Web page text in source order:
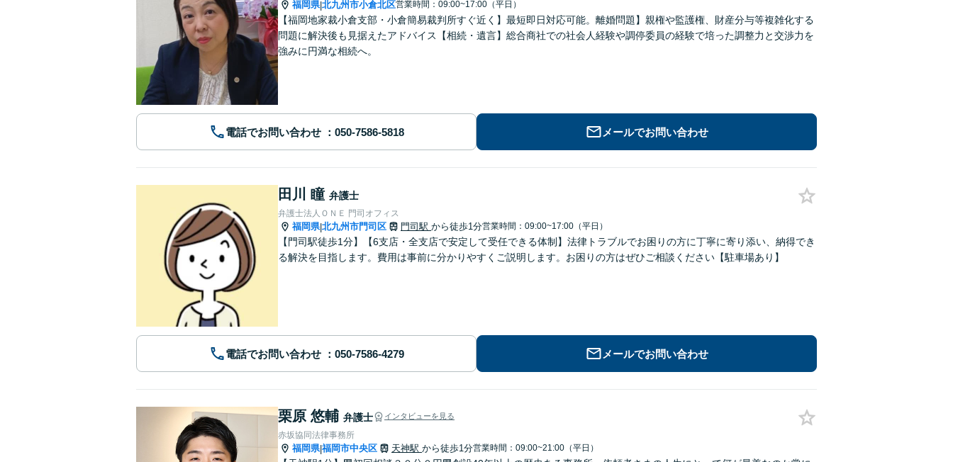
福岡県|北九州市小倉北区営業時間：09:00~17:00（平日）
【福岡地家裁小倉支部・小倉簡易裁判所すぐ近く】最短即日対応可能。離婚問題】親権や監護権、財産分与等複雑化する
問題に解決後も見据えたアドバイス【相続・遺言】総合商社での社会人経験や調停委員の経験で培った調整力と交渉力を
強みに円満な相続へ。
電話でお問い合わせ メールでお問い合わせ
田川 瞳 弁護士
弁護士法人ＯＮＥ 門司オフィス
福岡県|北九州市門司区 門司駅 から徒歩1分営業時間：09:00~17:00（平日）
【門司駅徒歩1分】【6支店・全支店で安定して受任できる体制】法律トラブルでお困りの方に丁寧に寄り添い、納得でき
る解決を目指します。費用は事前に分かりやすくご説明します。お困りの方はぜひご相談ください【駐車場あり】
電話でお問い合わせ メールでお問い合わせ
栗原 悠輔 弁護士 インタビューを見る
赤坂協同法律事務所
福岡県|福岡市中央区 天神駅 から徒歩1分営業時間：09:00~21:00（平日）